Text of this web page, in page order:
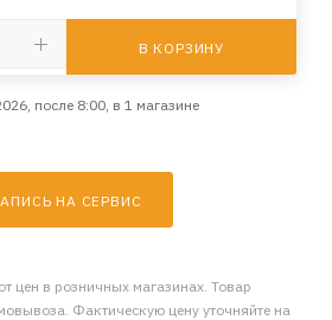
В КОРЗИНУ
после 8:00, в 1 магазине
НА СЕРВИС
цен в розничных магазинах. Товар
Фактическую цену уточняйте на